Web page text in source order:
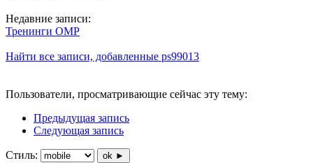
Недавние записи:
Тренинги OMP
Найти все записи, добавленные ps99013
Пользователи, просматривающие сейчас эту тему:
Предыдущая запись
Следующая запись
Стиль: ok ►